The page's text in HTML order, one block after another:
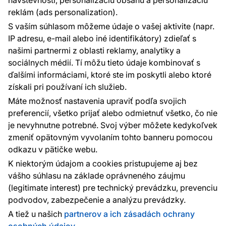
reklám (ads personalization).
S vaším súhlasom môžeme údaje o vašej aktivite (napr.
IP adresu, e-mail alebo iné identifikátory) zdieľať s
našimi partnermi z oblasti reklamy, analytiky a
sociálnych médií. Tí môžu tieto údaje kombinovať s
ďalšími informáciami, ktoré ste im poskytli alebo ktoré
získali pri používaní ich služieb.
Máte možnosť nastavenia upraviť podľa svojich
preferencií, všetko prijať alebo odmietnuť všetko, čo nie
je nevyhnutne potrebné. Svoj výber môžete kedykoľvek
zmeniť opätovným vyvolaním tohto banneru pomocou
odkazu v pätičke webu.
K niektorým údajom a cookies pristupujeme aj bez
vášho súhlasu na základe oprávneného záujmu
(legitimate interest) pre technický prevádzku, prevenciu
podvodov, zabezpečenie a analýzu prevádzky.
A tiež u našich partnerov a ich zásadách ochrany
Kontakty
Sme tu pre vás 24 hodín denne, 7 dní v
týždni
+420 777 004 021
info@vavex.cz
Vavex 1990 s.r.o., IČ: 26776251, DIČ: CZ26776251
Dělostřelecká 330, Příbram 261 01
Ďalšie kontakty
Platobné metódy:
Platby zaisťuje:
Ochrana osobných údajovCookies